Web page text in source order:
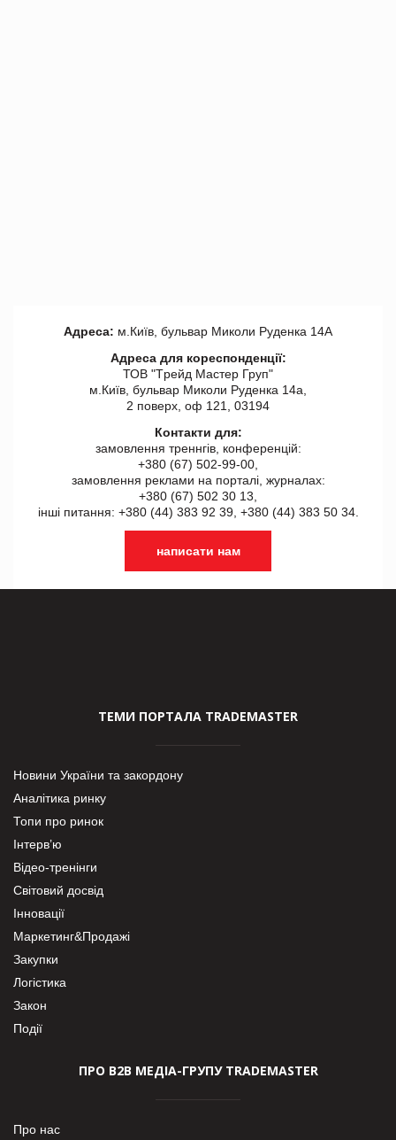
Адреса: м.Київ, бульвар Миколи Руденка 14А
Адреса для кореспонденції:
ТОВ "Tрейд Мастер Груп"
м.Київ, бульвар Миколи Руденка 14а,
2 поверх, оф 121, 03194
Контакти для:
замовлення треннгів, конференцій:
+380 (67) 502-99-00,
замовлення реклами на порталі, журналах:
+380 (67) 502 30 13,
інші питання: +380 (44) 383 92 39, +380 (44) 383 50 34.
написати нам
ТЕМИ ПОРТАЛА TRADEMASTER
Новини України та закордону
Аналітика ринку
Топи про ринок
Інтерв’ю
Відео-тренінги
Світовий досвід
Інновації
Маркетинг&Продажі
Закупки
Логістика
Закон
Події
ПРО В2В МЕДІА-ГРУПУ TRADEMASTER
Про нас